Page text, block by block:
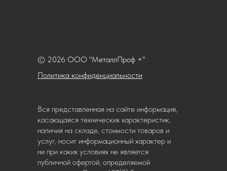
Политика конфиденциальности
© 2026 ООО "МеталлПроф +"
Вся представленная на сайте информация,
касающаяся технических характеристик,
наличия на складе, стоимости товаров и
услуг, носит информационный характер и
ни при каких условиях не является
публичной офертой, определяемой